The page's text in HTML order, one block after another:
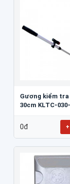
Gương kiểm tra
30cm KLTC-
0đ